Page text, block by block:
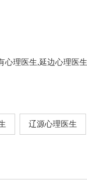
理医生,延边心理医
辽源心理医生